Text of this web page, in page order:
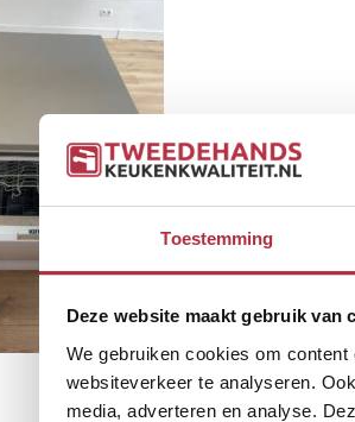
Toestemming
Deze website maakt gebruik van
We gebruiken cookies om
websiteverkeer te analyseren.
media, adverteren en analyse.